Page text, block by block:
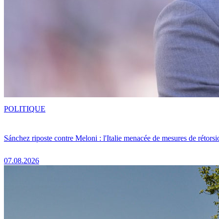
Sánchez riposte contre Meloni : l'Italie menacée de mesures de
07.08.2026
POLITIQUE